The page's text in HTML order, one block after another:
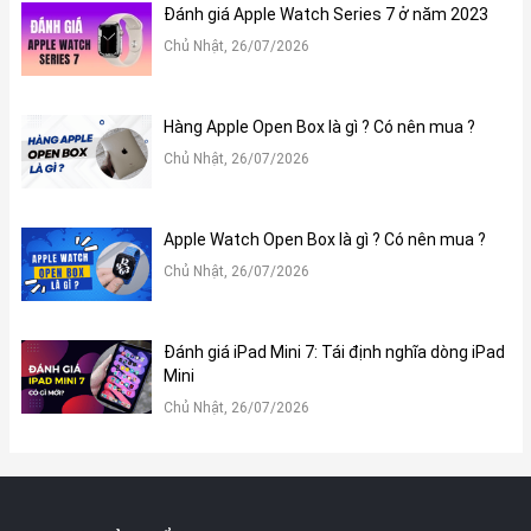
Hiệu năng “Pro” với các tính năng hiện đại
Sự xuất hiện của iPad Pro 2018 đã mang một làn gió mới vào thị
M12 khiến chiếc iPad này “ăn đứt” các phiên bản iPad khác trên
thị trường. Hiệu năng “Pro” tăng lên đến 90% với 8 nhân CPU và 7
nhân GPU.
Đánh giá Apple Watch Series 7 ở năm 2023
Chủ Nhật, 26/07/2026
Hàng Apple Open Box là gì ? Có nên mua ?
Chủ Nhật, 26/07/2026
Apple Watch Open Box là gì ? Có nên mua ?
Chủ Nhật, 26/07/2026
Đánh giá iPad Mini 7: Tái định nghĩa dòng iPad
Mini
Chủ Nhật, 26/07/2026